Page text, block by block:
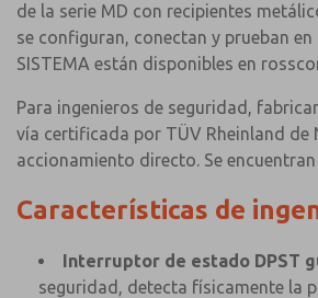
de la serie MD con recipientes
se configuran, conectan y prueban
SISTEMA están disponibles en
Para ingenieros de seguridad,
vía certificada por TÜV Rheinland
accionamiento directo. Se
Características de
Interruptor de estado DPST
seguridad, detecta físicamente la